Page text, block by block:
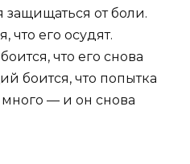
защищаться от боли.
что его осудят.
что его снова
боится, что попытка
— и он снова